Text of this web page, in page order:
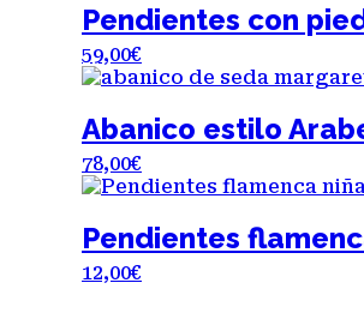
Pendientes con
59,00€
Abanico estilo
78,00€
Pendientes
12,00€
Este
tiene
múltiples
variantes.